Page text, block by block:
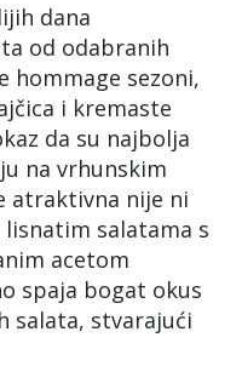
dana
od odabranih
hommage sezoni,
i kremaste
da su najbolja
na vrhunskim
atraktivna nije ni
salatama s
acetom
spaja bogat okus
salata, stvarajući